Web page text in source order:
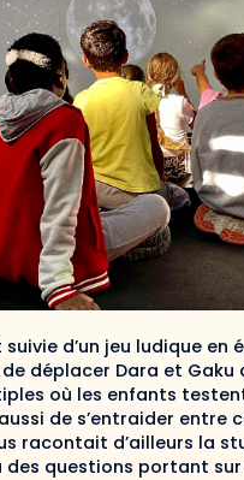
d’un jeu ludique
déplacer Dara et Gaku
où les enfants
aussi de s’entraider
racontait d’ailleurs la
des questions portant